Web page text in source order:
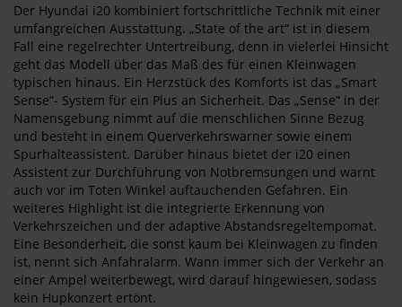
Der Hyundai i20 kombiniert fortschrittliche Technik mit einer
umfangreichen Ausstattung. „State of the art“ ist in diesem
Fall eine regelrechter Untertreibung, denn in vielerlei Hinsicht
geht das Modell über das Maß des für einen Kleinwagen
typischen hinaus. Ein Herzstück des Komforts ist das „Smart
Sense“- System für ein Plus an Sicherheit. Das „Sense“ in der
Namensgebung nimmt auf die menschlichen Sinne Bezug
und besteht in einem Querverkehrswarner sowie einem
Spurhalteassistent. Darüber hinaus bietet der i20 einen
Assistent zur Durchführung von Notbremsungen und warnt
auch vor im Toten Winkel auftauchenden Gefahren. Ein
weiteres Highlight ist die integrierte Erkennung von
Verkehrszeichen und der adaptive Abstandsregeltempomat.
Eine Besonderheit, die sonst kaum bei Kleinwagen zu finden
ist, nennt sich Anfahralarm. Wann immer sich der Verkehr an
einer Ampel weiterbewegt, wird darauf hingewiesen, sodass
kein Hupkonzert ertönt.